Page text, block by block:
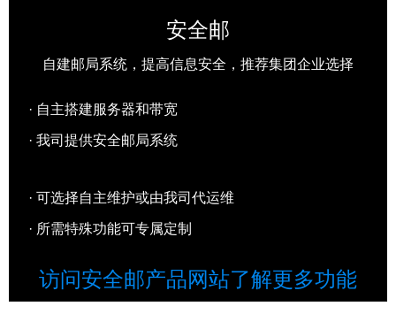
安全邮
自建邮局系统，提高信息安全，推荐集团企业选择
· 自主搭建服务器和带宽
· 我司提供安全邮局系统
· 可选择自主维护或由我司代运维
· 所需特殊功能可专属定制
访问安全邮产品网站了解更多功能